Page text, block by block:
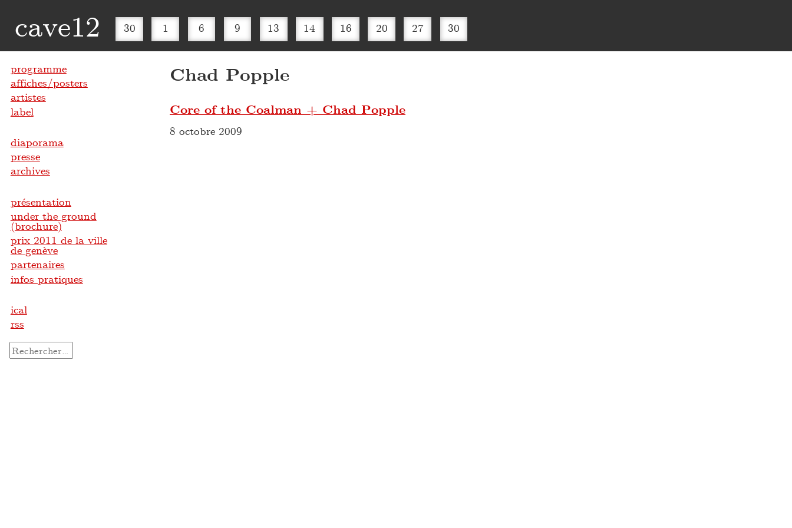
cave12 30 1 6 9 13 14 16 20 27 30
Chad Popple
Core of the Coalman + Chad Popple
8 octobre 2009
programme
affiches/posters
artistes
label
diaporama
presse
archives
présentation
under the ground
(brochure)
prix 2011 de la ville
de genève
partenaires
infos pratiques
ical
rss
Rechercher :